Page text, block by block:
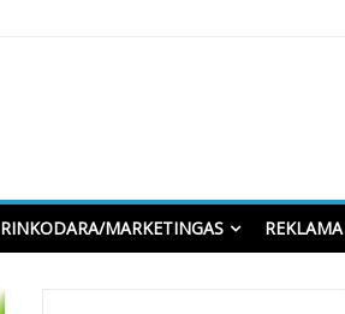
RINKODARA/MARKETINGAS REKLAMA